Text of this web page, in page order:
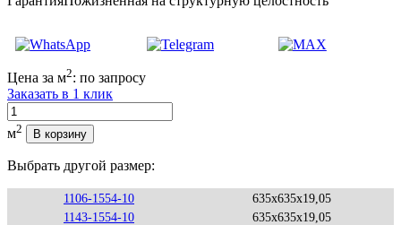
Цена за м2: по запросу
Заказать в 1 клик
Количество
м2 В корзину
Выбрать другой размер:
1106-1554-10
635x635x19,05
1143-1554-10
635x635x19,05